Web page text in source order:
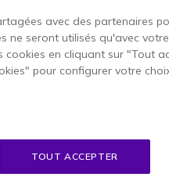
autour
avec des partenaires
ne seront utilisés qu'avec votre
cookies en cliquant sur "Tout
pour configurer votre
TOUT ACCEPTER